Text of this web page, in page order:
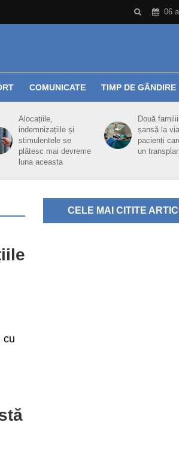
06
COMUNICATE TIMP DE GÂNDIRE
Alocațiile,
indemnizațiile și
stimulentele se
plătesc mai devreme
luna aceasta
Două
șansă la
pacienți
un
cu
CELE MAI CITITE